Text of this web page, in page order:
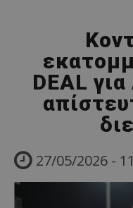
DEAL
27/05/2026 -